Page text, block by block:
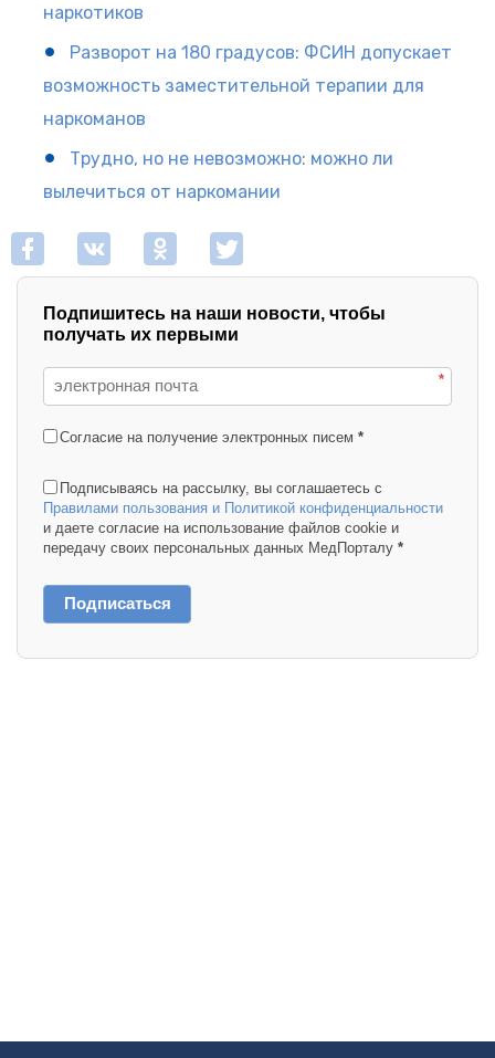
наркотиков
Разворот на 180 градусов: ФСИН допускает
возможность заместительной терапии для
наркоманов
Трудно, но не невозможно: можно ли
вылечиться от наркомании
Подпишитесь на наши новости, чтобы
получать их первыми
*
Согласие на получение электронных писем *
Подписываясь на рассылку, вы соглашаетесь с
Правилами пользования и Политикой конфиденциальности
и даете согласие на использование файлов cookie и
передачу своих персональных данных МедПорталу *
Подписаться